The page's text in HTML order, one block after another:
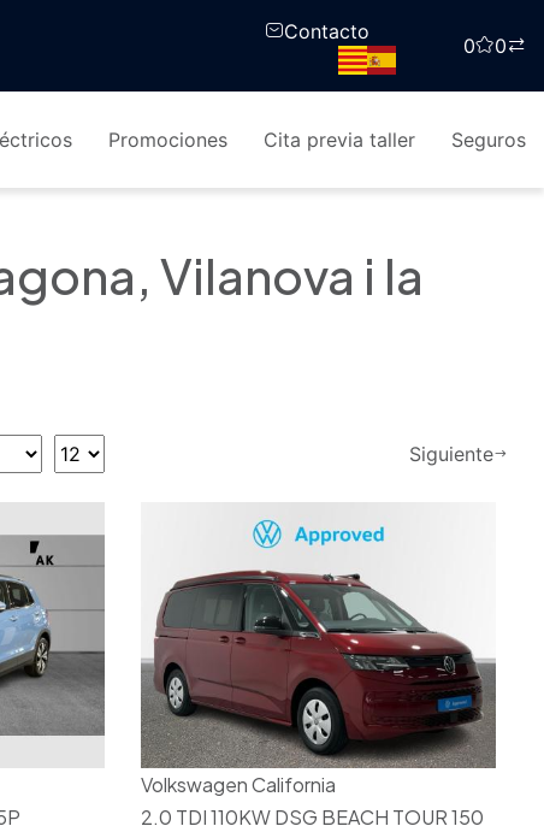
Contacto
0 0
Promociones Cita previa taller Seguros
Vilanova i la
Siguiente
Volkswagen California
2.0 TDI 110KW DSG BEACH TOUR 150